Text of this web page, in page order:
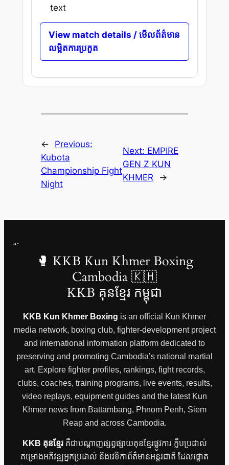
text
View match details / មើលព័ត៌មាន
លម្អិតការប្រកួត
←
Previous:
Kubota
Championship Fight
Night
Next: EMPIRE
GEN Z KUN
KHMER
→
“`
🥊 KKB Kun Khmer Boxing
Cambodia 🇰🇭
KKB គុនខ្មែរ កម្ពុជា
KKB Kun Khmer Boxing is an official Kun Khmer
media network, boxing club, fighter-development project
and international information platform dedicated to
preserving and promoting Cambodia’s national martial
art. Explore fighter profiles, rankings, fight records,
clubs, coaches, training programs, live events, results,
video replays, equipment guides and the latest Kun
Khmer news from Battambang, Phnom Penh, Siem
Reap and across Cambodia.
KKB គុនខ្មែរគឺជាបណ្តាញផ្សព្វផ្សាយគុនខ្មែរផ្លូវការ ក្លឹបប្រដាល់
គម្រោងអភិវឌ្ឍអ្នកប្រដាល់ និងវេទិកាព័ត៌មានអន្តរជាតិ ដែលផ្តោត